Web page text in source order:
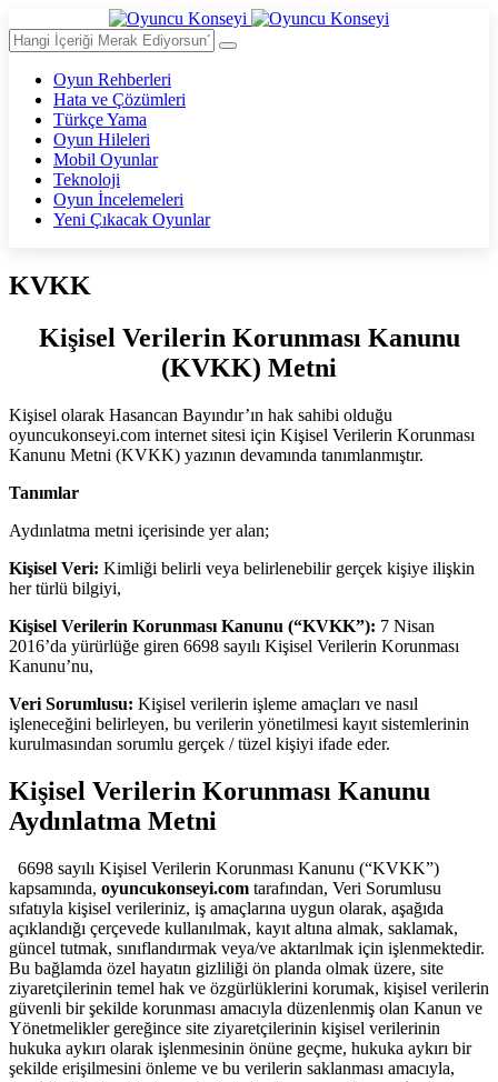
Oyun Rehberleri
Hata ve Çözümleri
Türkçe Yama
Oyun Hileleri
Mobil Oyunlar
Teknoloji
Oyun İncelemeleri
Yeni Çıkacak Oyunlar
KVKK
Kişisel Verilerin Korunması Kanunu
(KVKK) Metni
Kişisel olarak Hasancan Bayındır’ın hak sahibi olduğu
oyuncukonseyi.com internet sitesi için Kişisel Verilerin Korunması
Kanunu Metni (KVKK) yazının devamında tanımlanmıştır.
Tanımlar
Aydınlatma metni içerisinde yer alan;
Kişisel Veri: Kimliği belirli veya belirlenebilir gerçek kişiye ilişkin
her türlü bilgiyi,
Kişisel Verilerin Korunması Kanunu (“KVKK”): 7 Nisan
2016’da yürürlüğe giren 6698 sayılı Kişisel Verilerin Korunması
Kanunu’nu,
Veri Sorumlusu: Kişisel verilerin işleme amaçları ve nasıl
işleneceğini belirleyen, bu verilerin yönetilmesi kayıt sistemlerinin
kurulmasından sorumlu gerçek / tüzel kişiyi ifade eder.
Kişisel Verilerin Korunması Kanunu
Aydınlatma Metni
6698 sayılı Kişisel Verilerin Korunması Kanunu (“KVKK”)
kapsamında, oyuncukonseyi.com tarafından, Veri Sorumlusu
sıfatıyla kişisel verileriniz, iş amaçlarına uygun olarak, aşağıda
açıklandığı çerçevede kullanılmak, kayıt altına almak, saklamak,
güncel tutmak, sınıflandırmak veya/ve aktarılmak için işlenmektedir.
Bu bağlamda özel hayatın gizliliği ön planda olmak üzere, site
ziyaretçilerinin temel hak ve özgürlüklerini korumak, kişisel verilerin
güvenli bir şekilde korunması amacıyla düzenlenmiş olan Kanun ve
Yönetmelikler gereğince site ziyaretçilerinin kişisel verilerinin
hukuka aykırı olarak işlenmesinin önüne geçme, hukuka aykırı bir
şekilde erişilmesini önleme ve bu verilerin saklanması amacıyla,